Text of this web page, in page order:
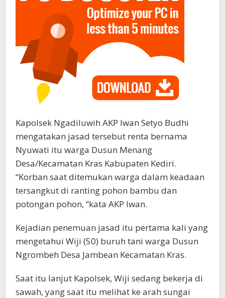
Kapolsek Ngadiluwih AKP Iwan Setyo Budhi
mengatakan jasad tersebut renta bernama
Nyuwati itu warga Dusun Menang
Desa/Kecamatan Kras Kabupaten Kediri.
“Korban saat ditemukan warga dalam keadaan
tersangkut di ranting pohon bambu dan
potongan pohon, “kata AKP Iwan.
Kejadian penemuan jasad itu pertama kali yang
mengetahui Wiji (50) buruh tani warga Dusun
Ngrombeh Desa Jambean Kecamatan Kras.
Saat itu lanjut Kapolsek, Wiji sedang bekerja di
sawah, yang saat itu melihat ke arah sungai